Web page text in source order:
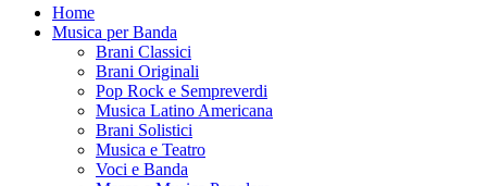
Home
Musica per Banda
Brani Classici
Brani Originali
Pop Rock e Sempreverdi
Musica Latino Americana
Brani Solistici
Musica e Teatro
Voci e Banda